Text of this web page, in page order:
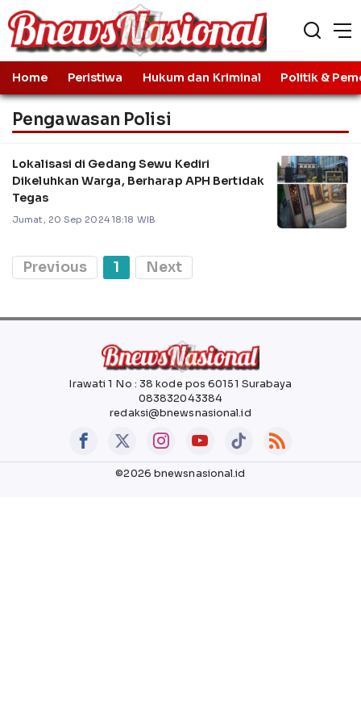
Home Peristiwa Hukum dan Kriminal Politik &
Pengawasan Polisi
Lokalisasi di Gedang Sewu Kediri
Dikeluhkan Warga, Berharap APH Bertidak
Tegas
Jumat, 20 Sep 2024 18:18 WIB
Previous 1 Next
Irawati 1 No : 38 kode pos 60151 Surabaya
083832043384
redaksi@bnewsnasional.id
©2026 bnewsnasional.id